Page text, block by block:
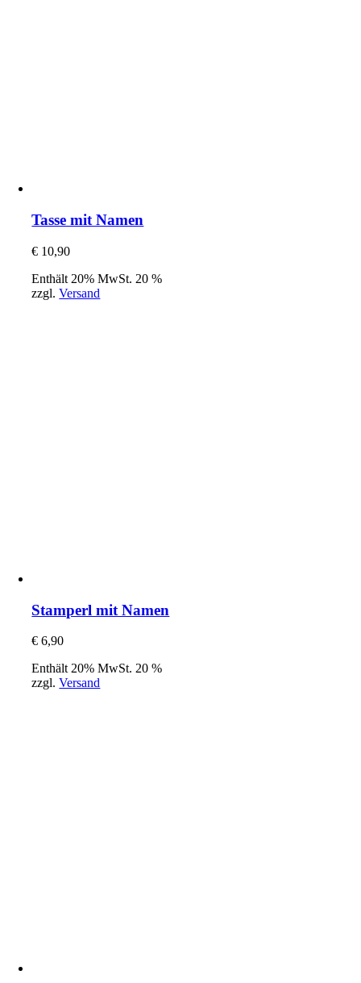
Tasse mit Namen
€ 10,90
Enthält 20% MwSt. 20 %
zzgl.Versand
Stamperl mit Namen
€ 6,90
Enthält 20% MwSt. 20 %
zzgl.Versand